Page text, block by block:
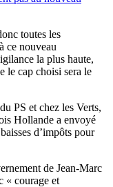
toutes les
ce nouveau
la plus haute,
le cap choisi sera le
PS et chez les Verts,
Hollande a envoyé
d’impôts pour
de Jean-Marc
« courage et